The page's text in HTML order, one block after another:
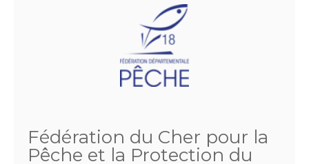
Fédération du Cher pour la
Pêche et la Protection du